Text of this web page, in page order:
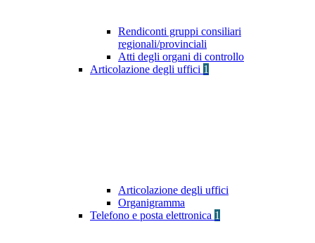
Rendiconti gruppi consiliari
regionali/provinciali
Atti degli organi di controllo
Articolazione degli uffici 1
Articolazione degli uffici
Organigramma
Telefono e posta elettronica 1